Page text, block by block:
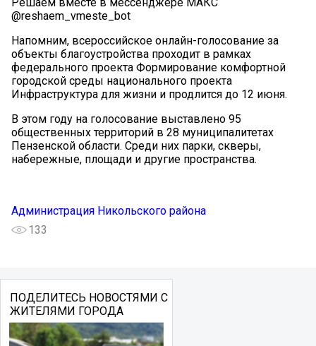
@reshaem_vmeste_bot
Напомним, всероссийское онлайн-голосование за
объекты благоустройства проходит в рамках
федерального проекта Формирование комфортной
городской среды национального проекта
Инфраструктура для жизни и продлится до 12 июня.
В этом году на голосование выставлено 95
общественных территорий в 28 муниципалитетах
Пензенской области. Среди них парки, скверы,
набережные, площади и другие пространства.
Администрация Никольского района
133
ПОДЕЛИТЕСЬ НОВОСТЯМИ С
ЖИТЕЛЯМИ ГОРОДА